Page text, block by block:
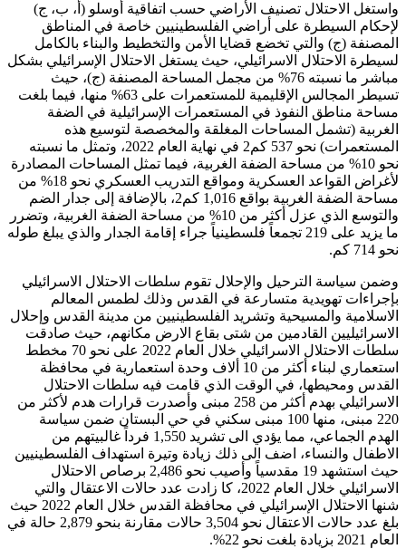
واستغل الاحتلال تصنيف الأراضي حسب اتفاقية أوسلو (أ، ب، ج)
لإحكام السيطرة على أراضي الفلسطينيين خاصة في المناطق
المصنفة (ج) والتي تخضع قضايا الأمن والتخطيط والبناء بالكامل
لسيطرة الاحتلال الاسرائيلي، حيث يستغل الاحتلال الإسرائيلي بشكل
مباشر ما نسبته 76% من مجمل المساحة المصنفة (ج)، حيث
تسيطر المجالس الإقليمية للمستعمرات على 63% منها، فيما بلغت
مساحة مناطق النفوذ في المستعمرات الإسرائيلية في الضفة
الغربية (تشمل المساحات المغلقة والمخصصة لتوسيع هذه
المستعمرات) نحو 537 كم2 في نهاية العام 2022، وتمثل ما نسبته
نحو 10% من مساحة الضفة الغربية، فيما تمثل المساحات المصادرة
لأغراض القواعد العسكرية ومواقع التدريب العسكري نحو 18% من
مساحة الضفة الغربية بواقع 1,016 كم2، بالإضافة إلى جدار الضم
والتوسع الذي عزل أكثر من 10% من مساحة الضفة الغربية، وتضرر
ما يزيد على 219 تجمعاً فلسطينياً جراء إقامة الجدار والذي يبلغ طوله
نحو 714 كم.
وضمن سياسة الترحيل والإحلال تقوم سلطات الاحتلال الاسرائيلي
بإجراءات تهويدية متسارعة في القدس وذلك لطمس المعالم
الاسلامية والمسيحية وتشريد الفلسطينيين من مدينة القدس وإحلال
الاسرائيليين القادمين من شتى بقاع الارض مكانهم، حيث صادقت
سلطات الاحتلال الاسرائيلي خلال العام 2022 على نحو 70 مخطط
استعماري لبناء أكثر من 10 ألاف وحدة استعمارية في محافظة
القدس ومحيطها، في الوقت الذي قامت فيه سلطات الاحتلال
الاسرائيلي بهدم أكثر من 258 مبنى وأصدرت قرارات هدم لأكثر من
220 مبنى، منها 100 مبنى سكني في حي البستان ضمن سياسة
الهدم الجماعي، مما يؤدي الى تشريد 1,550 فرداً غالبيتهم من
الاطفال والنساء، اضف الى ذلك زيادة وتيرة استهداف الفلسطينيين
حيث استشهد 19 مقدسياً وأصيب نحو 2,486 برصاص الاحتلال
الاسرائيلي خلال العام 2022، كا زادت عدد حالات الاعتقال والتي
شنها الاحتلال الإسرائيلي في محافظة القدس خلال العام 2022 حيث
بلغ عدد حالات الاعتقال نحو 3,504 حالات مقارنة بنحو 2,879 حالة في
العام 2021 بزيادة بلغت نحو 22%.